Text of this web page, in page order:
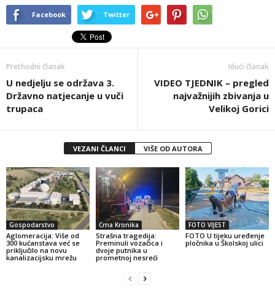
Facebook Twitter
Prethodni članak
U nedjelju se održava 3.
Državno natjecanje u vuči
trupaca
Idući članak
VIDEO TJEDNIK – pregled
najvažnijih zbivanja u
Velikoj Gorici
VEZANI ČLANCI VIŠE OD AUTORA
Gospodarstvo
Aglomeracija: Više od
300 kućanstava već se
priključilo na novu
kanalizacijsku mrežu
Crna Kronika
Strašna tragedija:
Preminuli vozačica i
dvoje putnika u
prometnoj nesreći
FOTO VIJEST
FOTO U tijeku uređenje
pločnika u Školskoj ulici